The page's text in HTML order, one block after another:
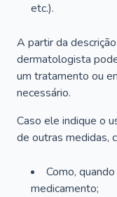
etc.).
A partir da
dermatologista
um tratamento ou
necessário.
Caso ele indique o
de outras medidas,
Como,
medicamento;